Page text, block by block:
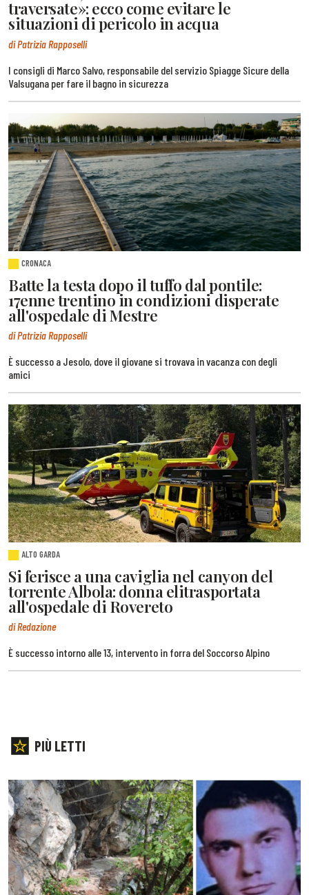
traversate»: ecco come evitare le
situazioni di pericolo in acqua
di Patrizia Rapposelli
I consigli di Marco Salvo, responsabile del servizio Spiagge Sicure della
Valsugana per fare il bagno in sicurezza
CRONACA
Batte la testa dopo il tuffo dal pontile:
17enne trentino in condizioni disperate
all'ospedale di Mestre
di Patrizia Rapposelli
È successo a Jesolo, dove il giovane si trovava in vacanza con degli
amici
ALTO GARDA
Si ferisce a una caviglia nel canyon del
torrente Albola: donna elitrasportata
all'ospedale di Rovereto
di Redazione
È successo intorno alle 13, intervento in forra del Soccorso Alpino
PIÙ LETTI